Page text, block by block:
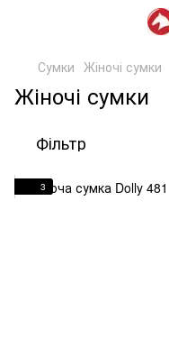
Сумки Жіночі сумки
Жіночі сумки
Фільтр
3